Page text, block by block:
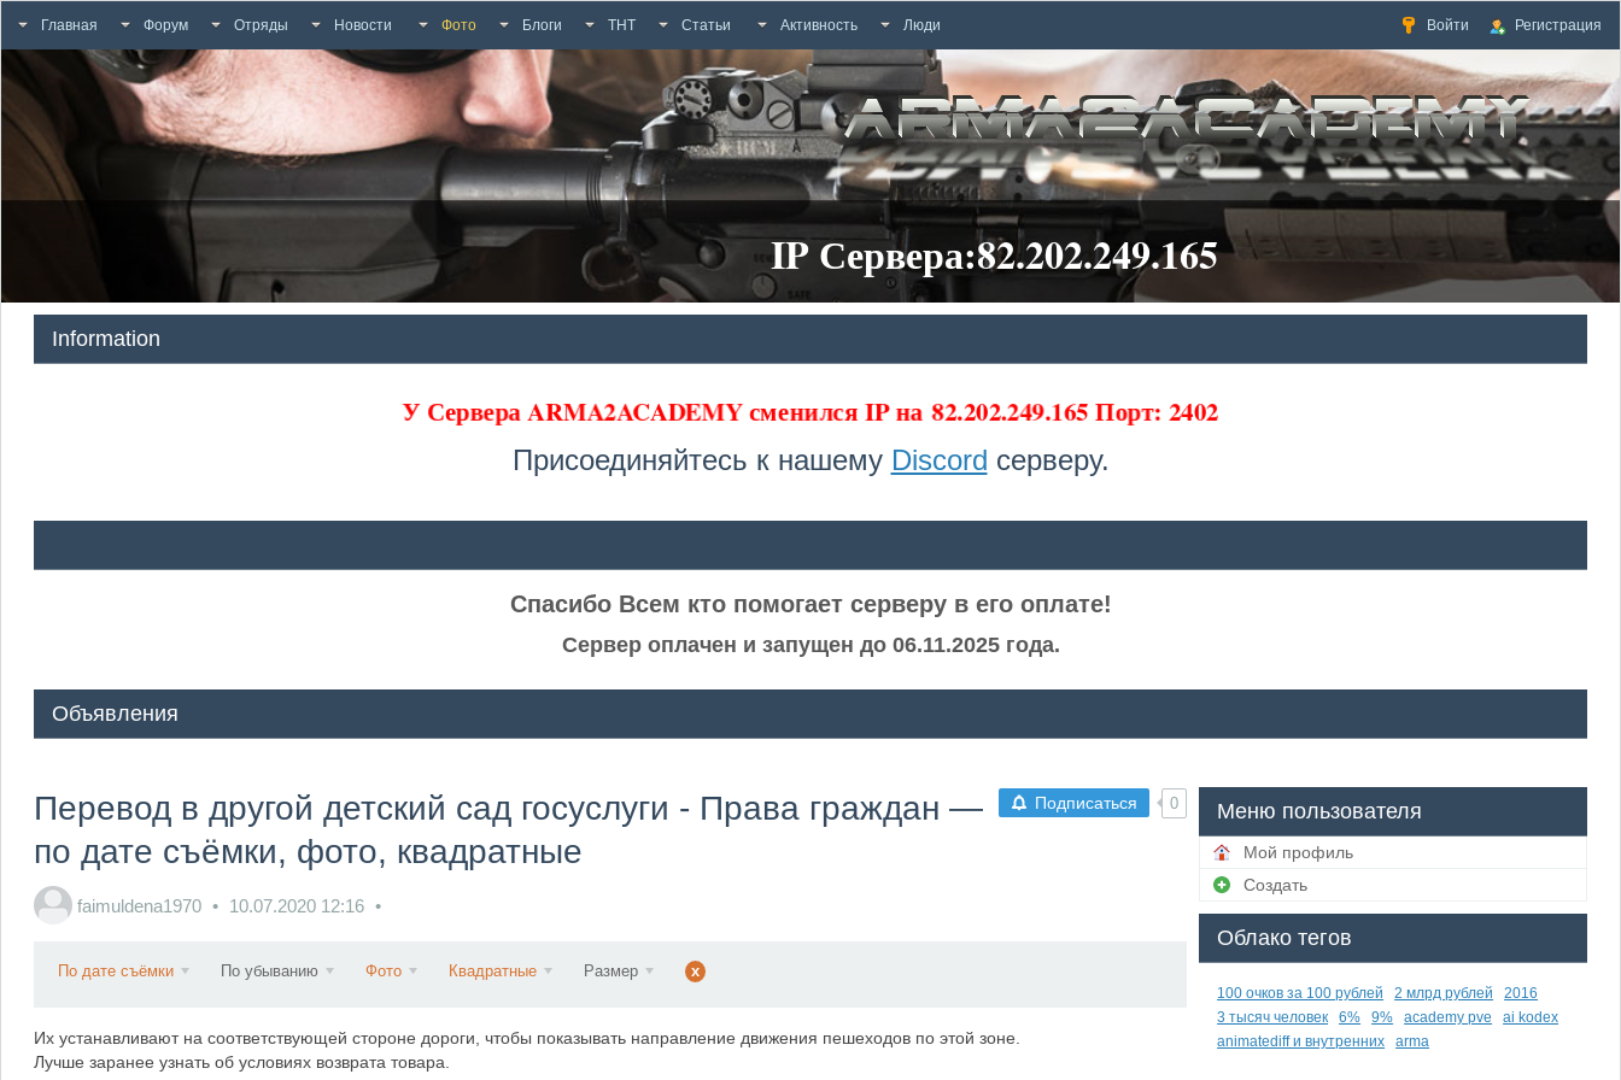
Главная Форум Отряды Новости Фото Блоги ТНТ Статьи Активность Люди Войти Регистрация
IP Сервера:82.202.249.165
Information
У Сервера ARMA2ACADEMY сменился IP на82.202.249.165 Порт: 2402
Присоединяйтесь к нашему Discord серверу.
Спасибо Всем кто помогает серверу в его оплате!
Сервер оплачен и запущен до 06.11.2025 года.
Объявления
Подписаться 0
Перевод в другой детский сад госуслуги - Права граждан —
по дате съёмки, фото, квадратные
faimuldena1970 10.07.2020 12:16
По дате съёмки По убыванию Фото Квадратные Размер x
Их устанавливают на соответствующей стороне дороги, чтобы показывать направление движения пешеходов по этой зоне.
Лучше заранее узнать об условиях возврата товара.
Меню пользователя
Мой профиль
Создать
Облако тегов
100 очков за 100 рублей 2 млрд рублей
2016
3 тысяч человек
6% 9% academy pve
ai kodex
animatediff и внутренних
arma